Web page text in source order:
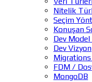
Nitelik
Seçim
Konuşan
Dev
Dev Vizyon
FDM /
MongoDB